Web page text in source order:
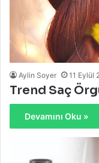
Aylin Soyer 11 Eylül
Trend Saç
Devamını Oku »